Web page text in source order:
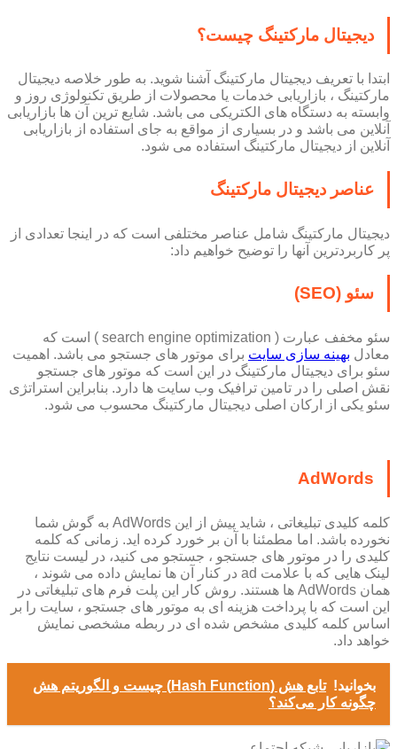
دیجیتال مارکتینگ چیست؟
ابتدا با تعریف دیجیتال مارکتینگ آشنا شوید. به طور خلاصه دیجیتال
مارکتینگ ، بازاریابی خدمات یا محصولات از طریق تکنولوژی روز و
وابسته به دستگاه های الکتریکی می باشد. شایع ترین آن ها بازاریابی
آنلاین می باشد و در بسیاری از مواقع به جای استفاده از بازاریابی
آنلاین از دیجیتال مارکتینگ استفاده می شود.
عناصر دیجیتال مارکتینگ
دیجیتال مارکتینگ شامل عناصر مختلفی است که در اینجا تعدادی از
پر کاربردترین آنها را توضیح خواهیم داد:
سئو (SEO)
سئو مخفف عبارت ( search engine optimization ) است که
معادل بهینه سازی سایت برای موتور های جستجو می باشد. اهمیت
سئو برای دیجیتال مارکتینگ در این است که موتور های جستجو
نقش اصلی را در تامین ترافیک وب سایت ها دارد. بنابراین استراتژی
سئو یکی از ارکان اصلی دیجیتال مارکتینگ محسوب می شود.
AdWords
کلمه کلیدی تبلیغاتی ، شاید پیش از این AdWords به گوش شما
نخورده باشد. اما مطمئنا با آن بر خورد کرده اید. زمانی که کلمه
کلیدی را در موتور های جستجو ، جستجو می کنید، در لیست نتایج
لینک هایی که با علامت ad در کنار آن ها نمایش داده می شوند ،
همان AdWords ها هستند. روش کار این پلت فرم های تبلیغاتی در
این است که با پرداخت هزینه ای به موتور های جستجو ، سایت را بر
اساس کلمه کلیدی مشخص شده ای در ربطه مشخصی نمایش
خواهد داد.
بخوانید!
تابع هش (Hash Function) چیست و الگوریتم هش
چگونه کار می‌کند؟